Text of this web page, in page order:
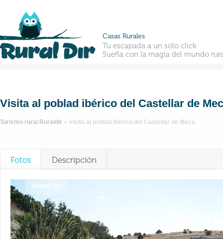
Casas Rurales
Tu escapada a un sólo click
Sueña con la magia del mundo
Visita al poblad ibérico del Castellar de
Turismo rural Ruraldir » Visita al poblad ibérico del Castellar de Meca
Fotos Descripción